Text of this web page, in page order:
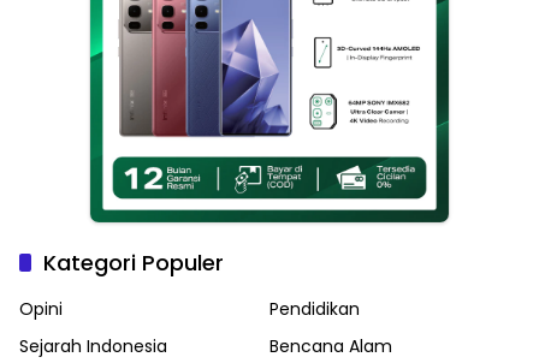
Kategori Populer
Opini
Pendidikan
Sejarah Indonesia
Bencana Alam